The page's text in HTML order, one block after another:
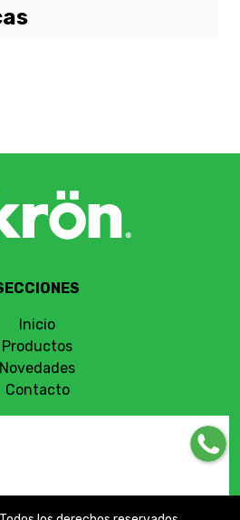
Inicio
Productos
Novedades
Contacto